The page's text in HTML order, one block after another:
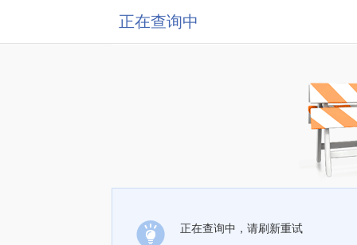
正在查询中
正在查询中，请刷新重试